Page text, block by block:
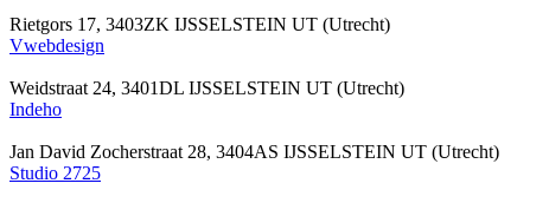
Rietgors 17, 3403ZK IJSSELSTEIN UT (Utrecht)
Vwebdesign
Weidstraat 24, 3401DL IJSSELSTEIN UT (Utrecht)
Indeho
Jan David Zocherstraat 28, 3404AS IJSSELSTEIN UT (Utrecht)
Studio 2725